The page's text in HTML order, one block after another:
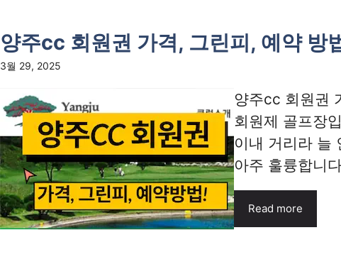
양주cc 회원권 가격, 그린피, 예약 방
3월 29, 2025
양주cc 회원권
회원제 골프장
이내 거리라 늘
아주 훌륭합니
Read more